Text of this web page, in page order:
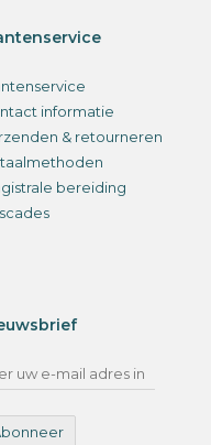
informatie
& retourneren
bereiding